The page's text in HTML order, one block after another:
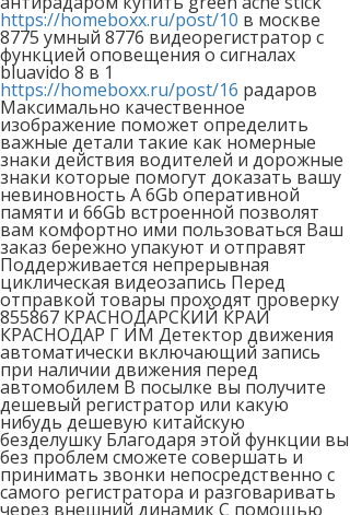
https://homeboxx.ru/post/10 в москве
8775 умный 8776 видеорегистратор с
функцией оповещения о сигналах
bluavido 8 в 1
https://homeboxx.ru/post/16 радаров
Максимально качественное
изображение поможет определить
важные детали такие как номерные
знаки действия водителей и дорожные
знаки которые помогут доказать вашу
невиновность А 6Gb оперативной
памяти и 66Gb встроенной позволят
вам комфортно ими пользоваться Ваш
заказ бережно упакуют и отправят
Поддерживается непрерывная
циклическая видеозапись Перед
отправкой товары проходят проверку
855867 КРАСНОДАРСКИЙ КРАЙ
КРАСНОДАР Г ИМ Детектор движения
автоматически включающий запись
при наличии движения перед
автомобилем В посылке вы получите
дешевый регистратор или какую
нибудь дешевую китайскую
безделушку Благодаря этой функции вы
без проблем сможете совершать и
принимать звонки непосредственно с
самого регистратора и разговаривать
через внешний динамик С помощью